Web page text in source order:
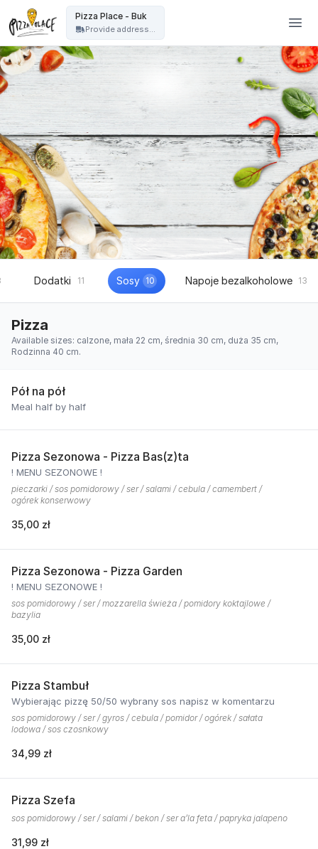
Pizza Place - Buk
Provide address...
Dodatki 11 Sosy 10 Napoje bezalkoholowe 13
Pizza
Available sizes: calzone, mała 22 cm, średnia 30 cm, duża 35 cm,
Rodzinna 40 cm.
Pół na pół
Meal half by half
Pizza Sezonowa - Pizza Bas(z)ta
! MENU SEZONOWE !
pieczarki / sos pomidorowy / ser / salami / cebula / camembert /
ogórek konserwowy
35,00 zł
Pizza Sezonowa - Pizza Garden
! MENU SEZONOWE !
sos pomidorowy / ser / mozzarella świeża / pomidory koktajlowe /
bazylia
35,00 zł
Pizza Stambuł
Wybierając pizzę 50/50 wybrany sos napisz w komentarzu
sos pomidorowy / ser / gyros / cebula / pomidor / ogórek / sałata
lodowa / sos czosnkowy
34,99 zł
Pizza Szefa
sos pomidorowy / ser / salami / bekon / ser a’la feta / papryka jalapeno
31,99 zł